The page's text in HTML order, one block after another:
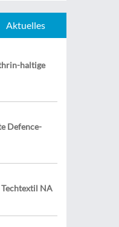
Aktuelles
haltige
Defence-
NA